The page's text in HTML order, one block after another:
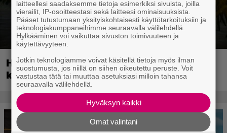
Huippusuosittu Soturikissat-kirjasarja
kääntyy videopeliksi
laitteellesi saadaksemme tietoja esimerkiksi sivuista, joilla
vierailit, IP-osoitteestasi sekä laitteesi ominaisuuksista.
Pääset tutustumaan yksityiskohtaisesti käyttötarkoituksiin ja
teknologiakumppaneihimme seuraavalla välilehdellä.
Hylkääminen voi vaikuttaa sivuston toimivuuteen ja
käytettävyyteen.
Jotkin teknologiamme voivat käsitellä tietoja myös ilman
suostumusta, jos niillä on siihen oikeutettu peruste. Voit
vastustaa tätä tai muuttaa asetuksiasi milloin tahansa
seuraavalla välilehdellä.
Hyväksyn kaikki
Omat valintani